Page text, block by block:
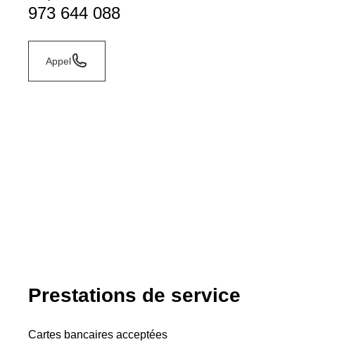
973 644 088
Appel
Prestations de service
Cartes bancaires acceptées